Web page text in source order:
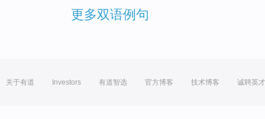
更多双语例句
关于有道 Investors 有道智选 官方博客 技术博客 诚聘英才